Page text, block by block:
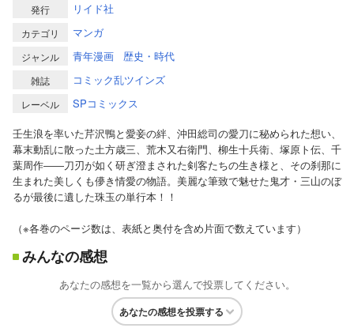
発行 リイド社
カテゴリ マンガ
ジャンル 青年漫画 歴史・時代
雑誌 コミック乱ツインズ
レーベル
SPコミックス
壬生浪を率いた芹沢鴨と愛妾の絆、沖田総司の愛刀に秘められた想い、
幕末動乱に散った土方歳三、荒木又右衛門、柳生十兵衛、塚原ト伝、千
葉周作――刀刃が如く研ぎ澄まされた剣客たちの生き様と、その刹那に
生まれた美しくも儚き情愛の物語。美麗な筆致で魅せた鬼才・三山のぼ
るが最後に遺した珠玉の単行本！！
（※各巻のページ数は、表紙と奥付を含め片面で数えています）
みんなの感想
あなたの感想を一覧から選んで投票してください。
あなたの感想を投票する